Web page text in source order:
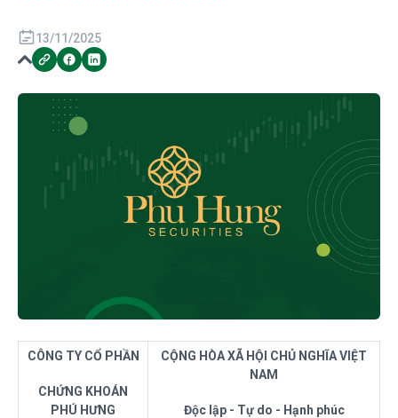
13/11/2025
CÔNG TY CỔ PHẦN
CHỨNG KHOÁN
PHÚ HƯNG
CỘNG HÒA XÃ HỘI CHỦ NGHĨA VIỆT
NAM
Độc lập - Tự do - Hạnh phúc